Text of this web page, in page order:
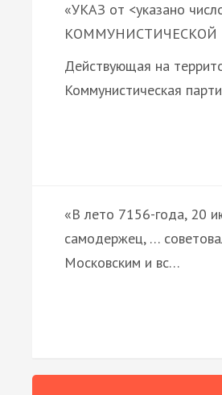
«УКАЗ от <указано
КОММУНИСТИЧЕСКОЙ
Действующая на
Коммунистическая
«В лето 7156-года, 20
самодержец, …
Московским и вс…